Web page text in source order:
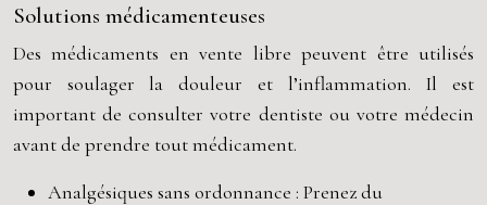
Solutions médicamenteuses
Des médicaments en vente libre peuvent être utilisés
pour soulager la douleur et l’inflammation. Il est
important de consulter votre dentiste ou votre médecin
avant de prendre tout médicament.
Analgésiques sans ordonnance : Prenez du